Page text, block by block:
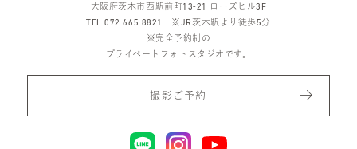
大阪府茨木市西駅前町13-21 ローズヒル3F
TEL 072 665 8821 ※JR茨木駅より徒歩5分
※完全予約制の
プライベートフォトスタジオです。
撮影ご予約